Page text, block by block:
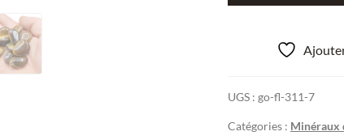
du
Sud.
UGS : go-fl-311-7
Catégories : Minéraux